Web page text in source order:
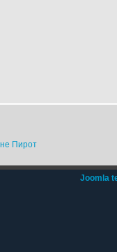
Пирот
Joomla